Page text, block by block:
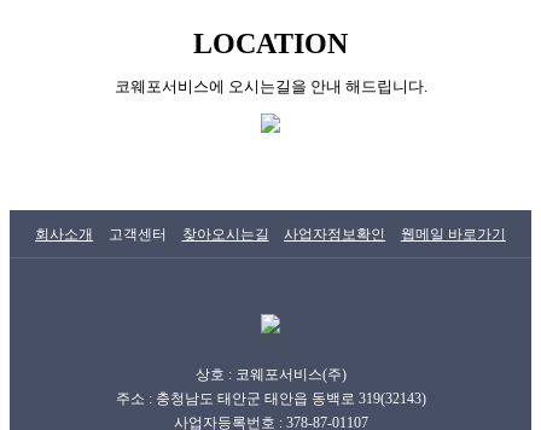
LOCATION
코웨포서비스에 오시는길을 안내 해드립니다.
회사소개 고객센터 찾아오시는길 사업자정보확인 웹메일 바로가기
상호 : 코웨포서비스(주)
주소 : 충청남도 태안군 태안읍 동백로 319(32143)
사업자등록번호 : 378-87-01107